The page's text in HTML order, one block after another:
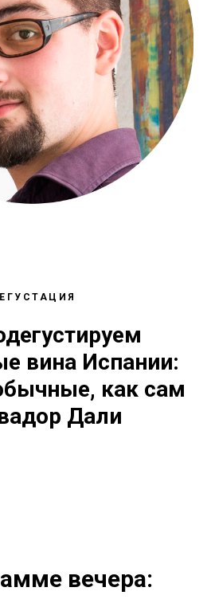
вина Испании:
как сам
Дали
вечера: